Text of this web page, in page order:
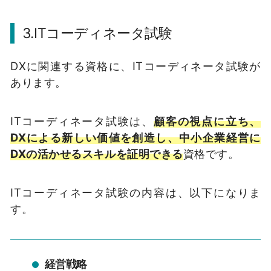
3.ITコーディネータ試験
DXに関連する資格に、ITコーディネータ試験が
あります。
ITコーディネータ試験は、顧客の視点に立ち、
DXによる新しい価値を創造し、中小企業経営に
DXの活かせるスキルを証明できる資格です。
ITコーディネータ試験の内容は、以下になりま
す。
経営戦略